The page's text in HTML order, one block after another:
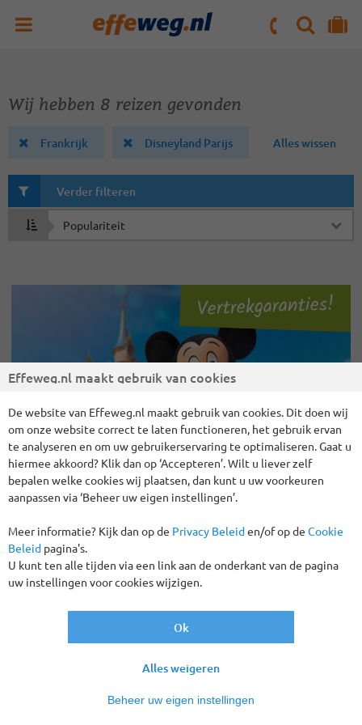
ZOEKENNAAR 'MIJN REIS' OMGEVING
Wij hebben 8 reizen gevonden
Frankrijk Disneyland Parijs Alles wissen
Sorteren
Verder filteren
Busreis 3 dagen Disneyland® Paris - B&B
Hotel
FRANKRIJK 3 DAGEN
Vertrekgaranties!
Vertrekgaranties!
Effeweg.nl maakt gebruik van cookies
De website van Effeweg.nl maakt gebruik van cookies. Dit doen wij
om onze website correct te laten functioneren, het gebruik ervan
te analyseren en om uw gebruikerservaring te optimaliseren. Gaat u
hiermee akkoord? Klik dan op ‘Accepteren’. Wilt u liever zelf
bepalen welke cookies wij plaatsen, dan kunt u uw voorkeuren
aanpassen via ‘Beheer uw eigen instellingen’.
Meer informatie? Kijk dan op de Privacy Beleiden/of op de Cookie
Beleid pagina's.
U kunt ten alle tijden via een link aan de onderkant van de pagina
uw instellingen voor cookies wijzigen.
Beheer uw eigen instellingen
Alles weigeren
Ok